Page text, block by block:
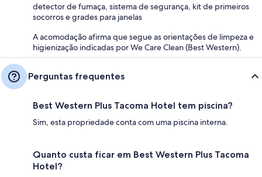
detector de fumaça, sistema de segurança, kit de primeiros
socorros e grades para janelas
A acomodação afirma que segue as orientações de limpeza e
higienização indicadas por We Care Clean (Best Western).
Perguntas frequentes
Best Western Plus Tacoma Hotel tem piscina?
Sim, esta propriedade conta com uma piscina interna.
Quanto custa ficar em Best Western Plus Tacoma
Hotel?